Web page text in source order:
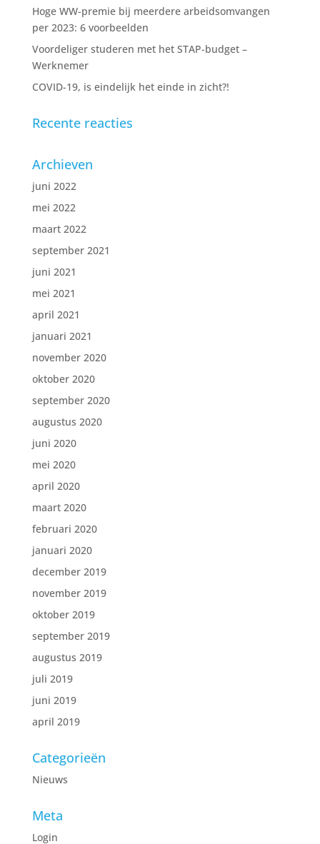
Hoge WW-premie bij meerdere arbeidsomvangen
per 2023: 6 voorbeelden
Voordeliger studeren met het STAP-budget –
Werknemer
COVID-19, is eindelijk het einde in zicht?!
Recente reacties
Archieven
juni 2022
mei 2022
maart 2022
september 2021
juni 2021
mei 2021
april 2021
januari 2021
november 2020
oktober 2020
september 2020
augustus 2020
juni 2020
mei 2020
april 2020
maart 2020
februari 2020
januari 2020
december 2019
november 2019
oktober 2019
september 2019
augustus 2019
juli 2019
juni 2019
april 2019
Categorieën
Nieuws
Meta
Login